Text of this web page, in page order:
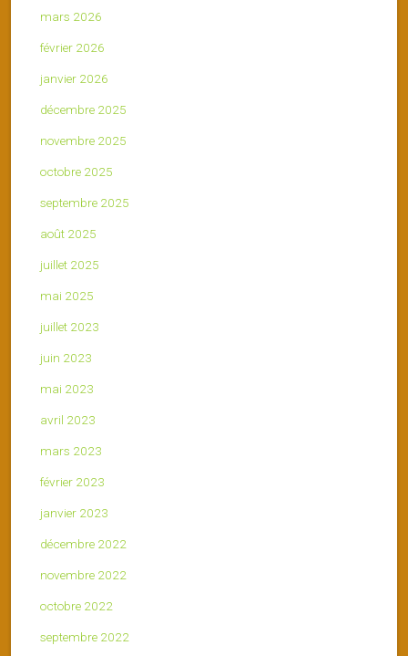
mars 2026
février 2026
janvier 2026
décembre 2025
novembre 2025
octobre 2025
septembre 2025
août 2025
juillet 2025
mai 2025
juillet 2023
juin 2023
mai 2023
avril 2023
mars 2023
février 2023
janvier 2023
décembre 2022
novembre 2022
octobre 2022
septembre 2022